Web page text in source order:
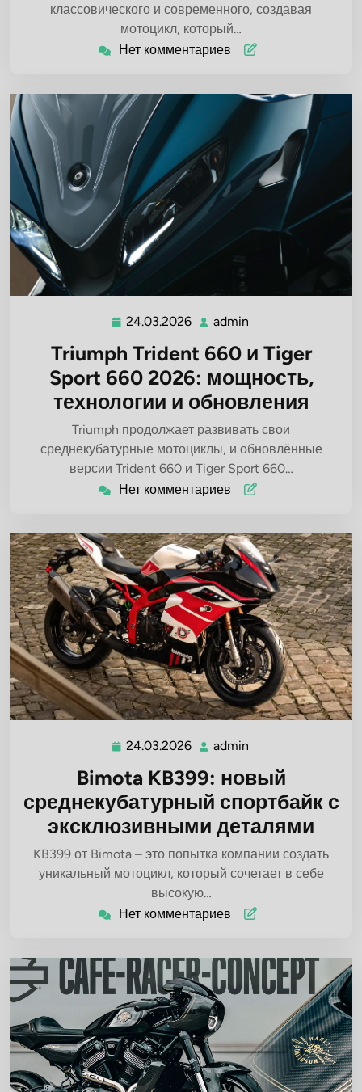
классовического и современного, создавая
мотоцикл, который…
Нет комментариев
24.03.2026 24.03.2026
admin
Triumph Trident 660 и Tiger
Sport 660 2026: мощность,
технологии и обновления
Triumph продолжает развивать свои
среднекубатурные мотоциклы, и обновлённые
версии Trident 660 и Tiger Sport 660…
Нет комментариев
24.03.2026 24.03.2026
admin
Bimota KB399: новый
среднекубатурный спортбайк с
эксклюзивными деталями
KB399 от Bimota – это попытка компании создать
уникальный мотоцикл, который сочетает в себе
высокую…
Нет комментариев